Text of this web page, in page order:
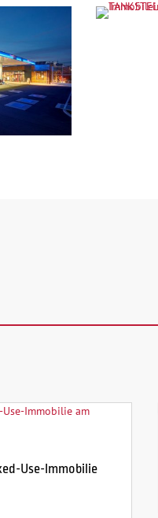
Use-Immobilie